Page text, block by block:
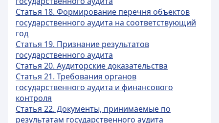
Статья 18. Формирование перечня объектов
государственного аудита на соответствующий
год
Статья 19. Признание результатов
государственного аудита
Статья 20. Аудиторские доказательства
Статья 21. Требования органов
государственного аудита и финансового
контроля
Статья 22. Документы, принимаемые по
результатам государственного аудита